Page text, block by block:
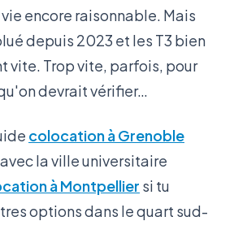
encore raisonnable. Mais
depuis 2023 et les T3 bien
vite. Trop vite, parfois, pour
devrait vérifier…
colocation à Grenoble
la ville universitaire
à Montpellier si tu
options dans le quart sud-